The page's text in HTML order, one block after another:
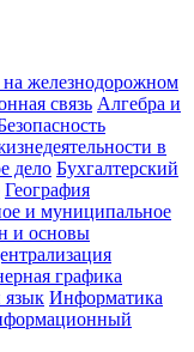
на железнодорожном
связь Алгебра и
в
дело Бухгалтерский
География
и муниципальное
и основы
графика
Информатика